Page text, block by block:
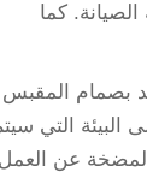
كما
بصمام المقبس
التي
عن